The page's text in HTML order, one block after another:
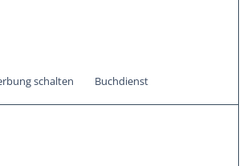
schalten Buchdienst